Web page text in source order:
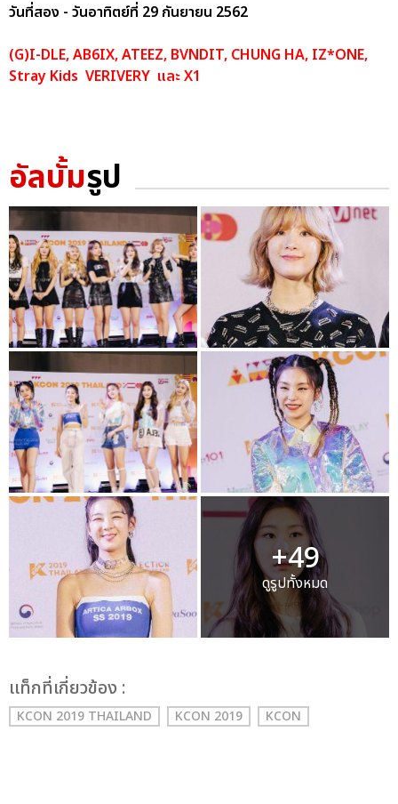
วันที่สอง - วันอาทิตย์ที่ 29 กันยายน 2562
(G)I-DLE, AB6IX, ATEEZ, BVNDIT, CHUNG HA, IZ*ONE,
Stray Kids VERIVERY และ X1
อัลบั้มรูป
+49
ดูรูปทั้งหมด
เเท็กที่เกี่ยวข้อง :
KCON 2019 THAILAND KCON 2019 KCON